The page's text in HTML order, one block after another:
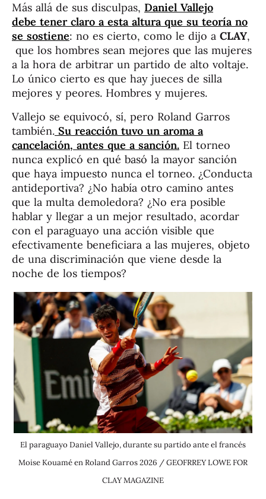
Más allá de sus disculpas, Daniel Vallejo
debe tener claro a esta altura que su teoría no
se sostiene: no es cierto, como le dijo a CLAY,
que los hombres sean mejores que las mujeres
a la hora de arbitrar un partido de alto voltaje.
Lo único cierto es que hay jueces de silla
mejores y peores. Hombres y mujeres.
Vallejo se equivocó, sí, pero Roland Garros
también. Su reacción tuvo un aroma a
cancelación, antes que a sanción. El torneo
nunca explicó en qué basó la mayor sanción
que haya impuesto nunca el torneo. ¿Conducta
antideportiva? ¿No había otro camino antes
que la multa demoledora? ¿No era posible
hablar y llegar a un mejor resultado, acordar
con el paraguayo una acción visible que
efectivamente beneficiara a las mujeres, objeto
de una discriminación que viene desde la
noche de los tiempos?
El paraguayo Daniel Vallejo, durante su partido ante el francés
Moise Kouamé en Roland Garros 2026 / GEOFRREY LOWE FOR
CLAY MAGAZINE